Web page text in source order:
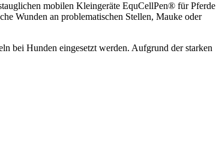
mobilen Kleingeräte EquCellPen® für Pferde
Wunden an problematischen Stellen, Mauke oder
bei Hunden eingesetzt werden. Aufgrund der starken